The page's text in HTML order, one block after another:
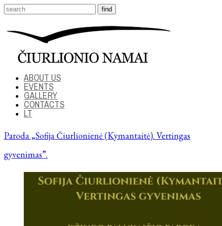
ABOUT US
EVENTS
GALLERY
CONTACTS
LT
Paroda „Sofija Čiurlionienė (Kymantaitė). Vertingas
gyvenimas”.